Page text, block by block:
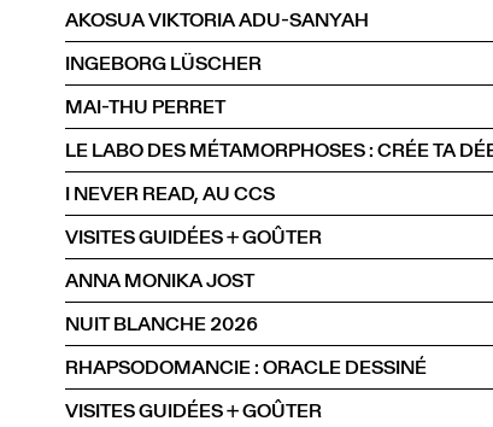
AKOSUA VIKTORIA ADU-SANYAH
INGEBORG LÜSCHER
MAI-THU PERRET
I NEVER READ, AU CCS
VISITES GUIDÉES + GOÛTER
ANNA MONIKA JOST
NUIT BLANCHE 2026
RHAPSODOMANCIE : ORACLE DESSINÉ
VISITES GUIDÉES + GOÛTER